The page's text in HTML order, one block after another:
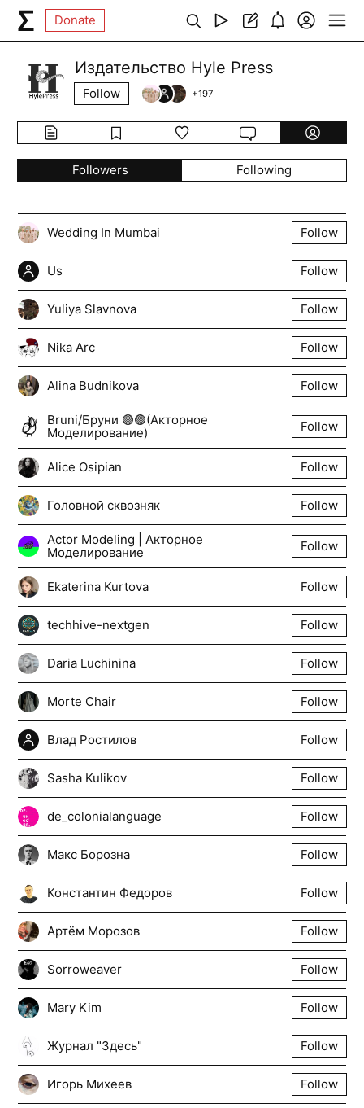
Donate
Издательство Hyle Press
Follow +197
Followers Following
Wedding In Mumbai Follow
Us Follow
Yuliya Slavnova Follow
Nika Arc Follow
Alina Budnikova Follow
Bruni/Бруни 🟣🟢(Акторное
Моделирование)
Follow
Alice Osipian Follow
Головной сквозняк Follow
Actor Modeling | Акторное
Моделирование
Follow
Ekaterina Kurtova Follow
techhive-nextgen Follow
Daria Luchinina Follow
Morte Chair Follow
Влад Ростилов Follow
Sasha Kulikov Follow
de_colonialanguage Follow
Макс Борозна Follow
Константин Федоров Follow
Артём Морозов Follow
Sorroweaver Follow
Mary Kim Follow
Журнал "Здесь" Follow
Игорь Михеев Follow